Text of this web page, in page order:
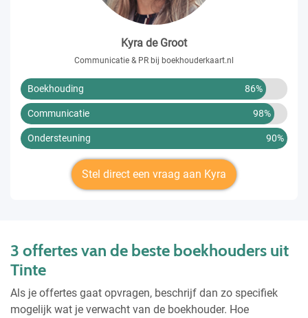
Kyra de Groot
Communicatie & PR bij boekhouderkaart.nl
Boekhouding 86%
Communicatie 98%
Ondersteuning 90%
Stel direct een vraag aan Kyra
3 offertes van de beste boekhouders uit
Tinte
Als je offertes gaat opvragen, beschrijf dan zo specifiek
mogelijk wat je verwacht van de boekhouder. Hoe